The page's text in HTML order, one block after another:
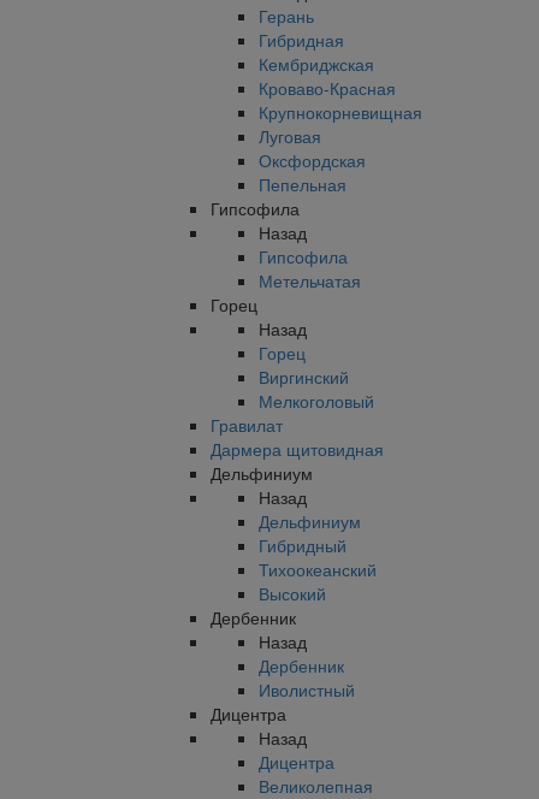
Герань
Гибридная
Кембриджская
Кроваво-Красная
Крупнокорневищная
Луговая
Оксфордская
Пепельная
Гипсофила
Назад
Гипсофила
Метельчатая
Горец
Назад
Горец
Виргинский
Мелкоголовый
Гравилат
Дармера щитовидная
Дельфиниум
Назад
Дельфиниум
Гибридный
Тихоокеанский
Высокий
Дербенник
Назад
Дербенник
Иволистный
Дицентра
Назад
Дицентра
Великолепная